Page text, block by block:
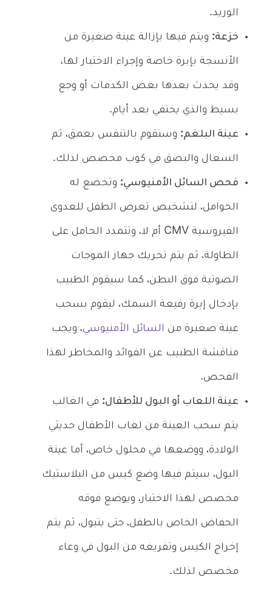
الوريد.
خزعة: ويتم فيها بإزالة عينة صغيرة من
الأنسجة بإبرة خاصة وإجراء الاختبار لها،
وقد يحدث بعدها بعض الكدمات أو وجع
بسيط والذي يختفي بعد أيام.
عينة البلغم: وستقوم بالتنفس بعمق، ثم
السعال والبصق في كوب مخصص لذلك.
فحص السائل الأمنيوسي: وتخضع له
الحوامل، لتشخيص تعرض الطفل للعدوى
الفيروسية CMV أم لا، وتتمدد الحامل على
الطاولة، ثم يتم تحريك جهاز الموجات
الصوتية فوق البطن، كما سيقوم الطبيب
بإدخال إبرة رفيعة السمك، ليقوم بسحب
عينة صغيرة من السائل الأمنيوسي، ويجب
مناقشة الطبيب عن الفوائد والمخاطر لهذا
الفحص.
عينة اللعاب أو البول للأطفال: في الغالب
يتم سحب العينة من لعاب الأطفال حديثي
الولادة، ووضعها في محلول خاص، أما عينة
البول، سيتم فيها وضع كيس من البلاستيك
مخصص لهذا الاختبار، ويوضع فوقه
الحفاض الخاص بالطفل، حتى يتبول، ثم يتم
إخراج الكيس وتفريغه من البول في وعاء
مخصص لذلك.